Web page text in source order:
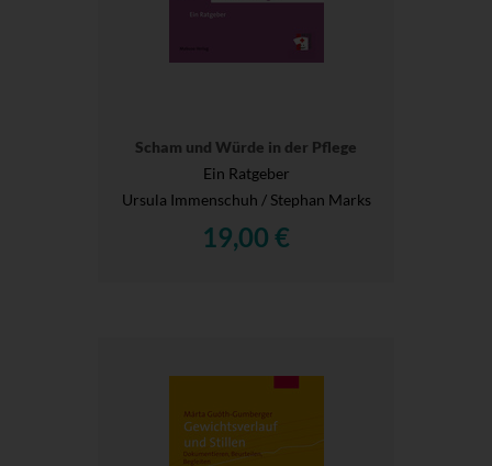
Scham und Würde in der Pflege
Ein Ratgeber
Ursula Immenschuh / Stephan Marks
19,00 €